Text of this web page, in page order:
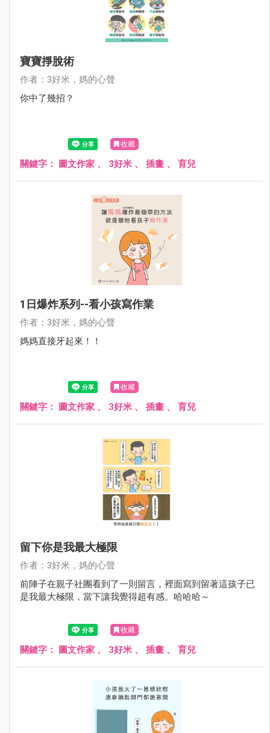
寶寶掙脫術
作者：3好米，媽的心聲
你中了幾招？
收藏
關鍵字： 圖文作家 、 3好米 、 插畫 、 育兒
1日爆炸系列--看小孩寫作業
作者：3好米，媽的心聲
媽媽直接牙起來！！
收藏
關鍵字： 圖文作家 、 3好米 、 插畫 、 育兒
留下你是我最大極限
作者：3好米，媽的心聲
前陣子在親子社團看到了一則留言，裡面寫到留著這孩子已
是我最大極限，當下讓我覺得超有感。哈哈哈～
收藏
關鍵字： 圖文作家 、 3好米 、 插畫 、 育兒